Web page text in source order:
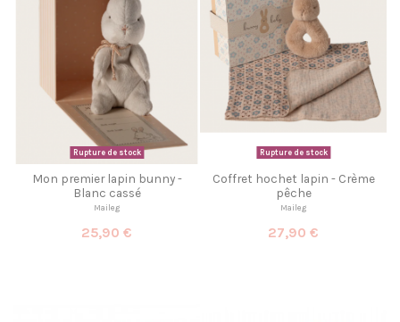
Rupture de stock
Mon premier lapin bunny -
Blanc cassé
Maileg
25,90 €
Rupture de stock
Coffret hochet lapin - Crème
pêche
Maileg
27,90 €